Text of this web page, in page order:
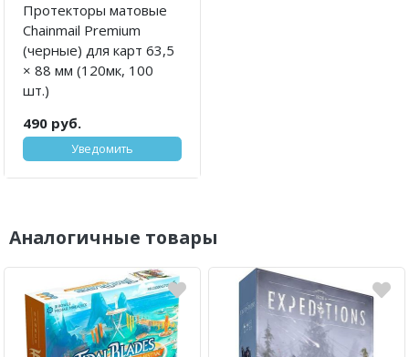
Протекторы матовые
Chainmail Premium
(черные) для карт 63,5
× 88 мм (120мк, 100
шт.)
490 руб.
Уведомить
Аналогичные товары